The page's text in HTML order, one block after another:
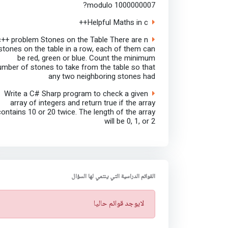
modulo 1000000007?
Helpful Maths in c++
problem Stones on the Table There are n
on the table in a row, each of them can
be red, green or blue. Count the minimum
of stones to take from the table so that
any two neighboring stones had
Write a C# Sharp program to check a given
array of integers and return true if the array
10 or 20 twice. The length of the array
will be 0, 1, or 2
القوائم الدراسية التي ينتمي لها السؤال
ت
ن
لايوجد قوائم حاليا